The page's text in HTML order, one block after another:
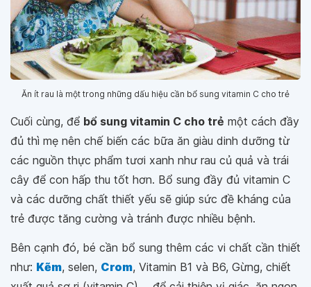
Ăn ít rau là một trong những dấu hiệu cần bổ sung vitamin C cho trẻ
Cuối cùng, để bổ sung vitamin C cho trẻ một cách đầy
đủ thì mẹ nên chế biến các bữa ăn giàu dinh dưỡng từ
các nguồn thực phẩm tươi xanh như rau củ quả và trái
cây để con hấp thu tốt hơn. Bổ sung đầy đủ vitamin C
và các dưỡng chất thiết yếu sẽ giúp sức đề kháng của
trẻ được tăng cường và tránh được nhiều bệnh.
Bên cạnh đó, bé cần bổ sung thêm các vi chất cần thiết
như: Kẽm, selen, Crom, Vitamin B1 và B6, Gừng, chiết